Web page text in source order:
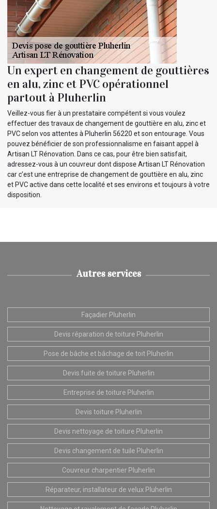
Un expert en changement de gouttières
en alu, zinc et PVC opérationnel
partout à Pluherlin
Veillez-vous fier à un prestataire compétent si vous voulez
effectuer des travaux de changement de gouttière en alu, zinc et
PVC selon vos attentes à Pluherlin 56220 et son entourage. Vous
pouvez bénéficier de son professionnalisme en faisant appel à
Artisan LT Rénovation. Dans ce cas, pour être bien satisfait,
adressez-vous à un couvreur dont dispose Artisan LT Rénovation
car c’est une entreprise de changement de gouttière en alu, zinc
et PVC active dans cette localité et ses environs et toujours à votre
disposition.
Autres services
Façadier Pluherlin
Devis réparation de toiture Pluherlin
Pose de bâche et bâchage de toit Pluherlin
Devis fuite de toiture Pluherlin
Entreprise de toiture Pluherlin
Devis toiture Pluherlin
Devis nettoyage de toiture Pluherlin
Devis changement de tuile Pluherlin
Couvreur charpentier Pluherlin
Réparateur, installateur de velux Pluherlin